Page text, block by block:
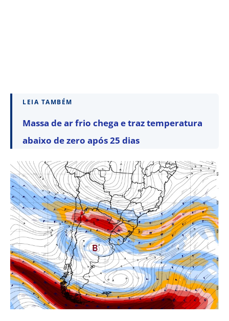
LEIA TAMBÉM
Massa de ar frio chega e traz temperatura
abaixo de zero após 25 dias